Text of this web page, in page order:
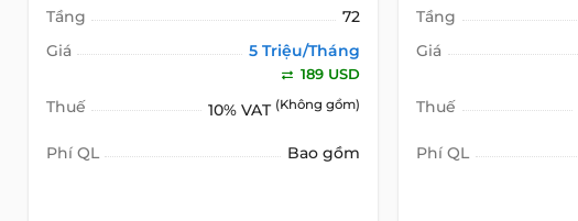
Tầng
72
Giá
5 Triệu/Tháng
189 USD
Thuế 10% VAT (Không gồm)
Phí QL Bao gồm
Tầng
Giá
Thuế
Phí QL